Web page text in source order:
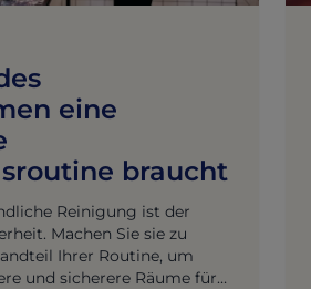
eine
braucht
Reinigung ist der
Machen Sie sie zu
Ihrer Routine, um
und sicherere Räume für